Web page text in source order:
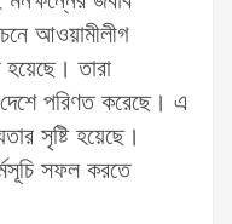
আওয়ামীলীগ
তারা
দেশে পরিণত করেছে। এ
সৃষ্টি হয়েছে।
সফল করতে